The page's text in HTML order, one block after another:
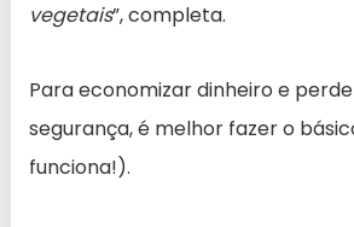
vegetais”, completa.
Para economizar dinheiro e
segurança, é melhor fazer o
funciona!).